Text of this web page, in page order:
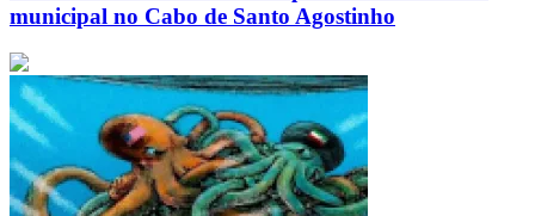
municipal no Cabo de Santo Agostinho